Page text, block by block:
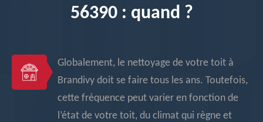
56390 : quand ?
Globalement, le nettoyage de votre toit à
Brandivy doit se faire tous les ans. Toutefois,
cette fréquence peut varier en fonction de
l’état de votre toit, du climat qui règne et